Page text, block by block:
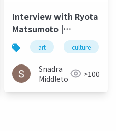
Interview with Ryota
Matsumoto |
ARTiculAction Art
Review - March20
2015
art culture
Snadra
Middleto
>100